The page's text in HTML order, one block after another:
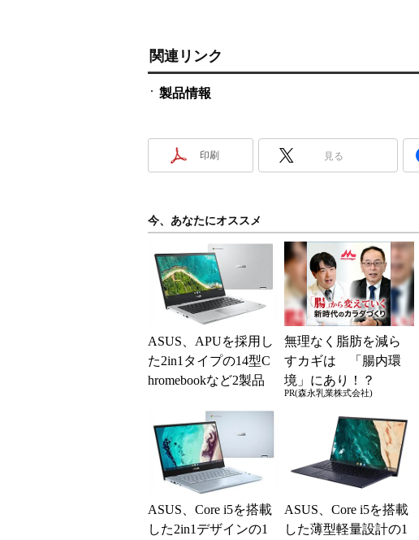
関連リンク
製品情報
印刷 見る
今、あなたにオススメ
ASUS、APUを採用し
た2in1タイプの14型C
hromebookなど2製品
無理なく脂肪を減ら
すカギは 「腸内環
境」にあり！？
PR(森永乳業株式会社)
ASUS、Core i5を搭載
した2in1デザインの1
ASUS、Core i5を搭載
した薄型軽量設計の1